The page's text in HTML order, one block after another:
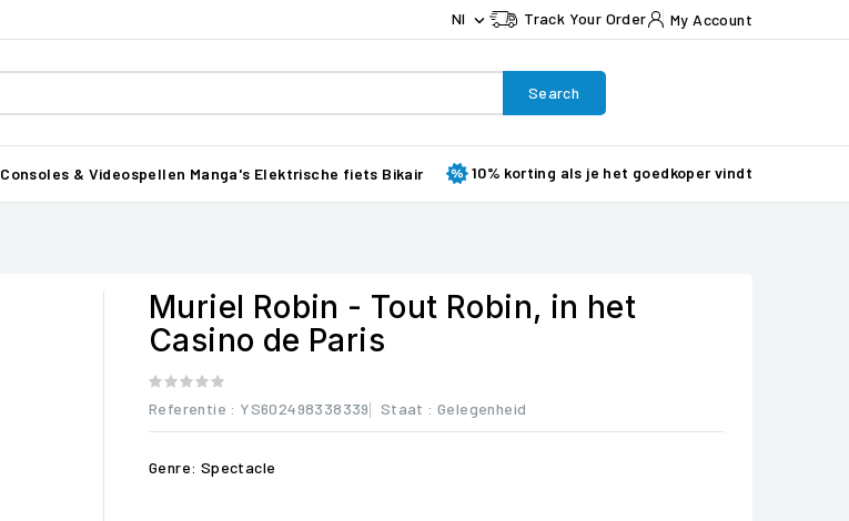
Nl  Track Your Order My Account
Search
Consoles & Videospellen Manga's Elektrische fiets Bikair 10% korting als je het goedkoper vindt
Muriel Robin - Tout Robin, in het
Casino de Paris
Referentie : YS602498338339 Staat : Gelegenheid
Genre: Spectacle